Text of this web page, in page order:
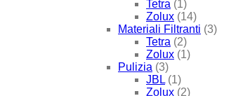
Tetra (1)
Zolux (14)
Materiali Filtranti (3)
Tetra (2)
Zolux (1)
Pulizia (3)
JBL (1)
Zolux (2)